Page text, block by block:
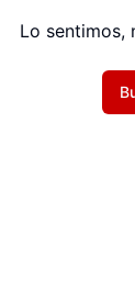
Lo sentimos,